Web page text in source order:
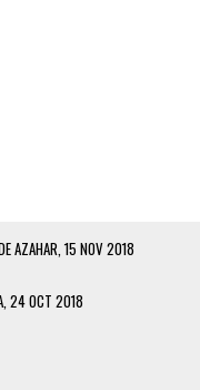
AZAHAR, 15 NOV 2018
24 OCT 2018